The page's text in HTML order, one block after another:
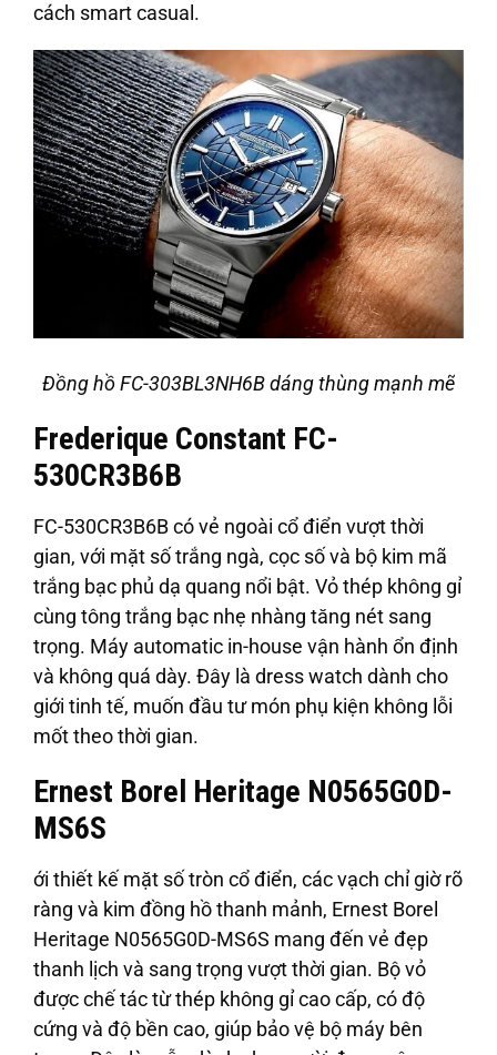
cách smart casual.
Đồng hồ FC-303BL3NH6B dáng thùng mạnh mẽ
Frederique Constant FC-
530CR3B6B
FC-530CR3B6B có vẻ ngoài cổ điển vượt thời
gian, với mặt số trắng ngà, cọc số và bộ kim mã
trắng bạc phủ dạ quang nổi bật. Vỏ thép không gỉ
cùng tông trắng bạc nhẹ nhàng tăng nét sang
trọng. Máy automatic in-house vận hành ổn định
và không quá dày. Đây là dress watch dành cho
giới tinh tế, muốn đầu tư món phụ kiện không lỗi
mốt theo thời gian.
Ernest Borel Heritage N0565G0D-
MS6S
ới thiết kế mặt số tròn cổ điển, các vạch chỉ giờ rõ
ràng và kim đồng hồ thanh mảnh, Ernest Borel
Heritage N0565G0D-MS6S mang đến vẻ đẹp
thanh lịch và sang trọng vượt thời gian. Bộ vỏ
được chế tác từ thép không gỉ cao cấp, có độ
cứng và độ bền cao, giúp bảo vệ bộ máy bên